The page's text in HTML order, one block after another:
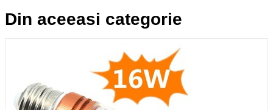
Din aceeasi categorie